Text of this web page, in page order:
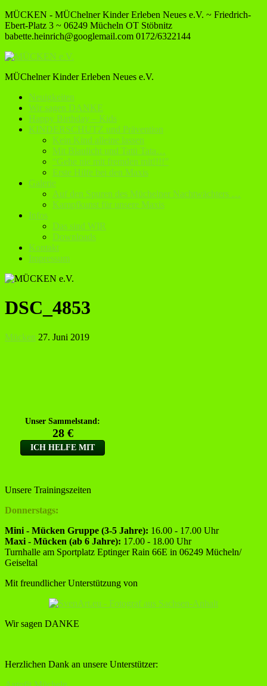
MÜCKEN - MÜChelner Kinder Erleben Neues e.V. ~ Friedrich-
Ebert-Platz 3 ~ 06249 Mücheln OT Stöbnitz
babette.heinrich@googlemail.com 0172/6322144
MÜChelner Kinder Erleben Neues e.V.
Neuigkeiten
Wir sagen DANKE
Happy Birthday – Kids
KINDERSCHUTZ und Prävention
Kein Kind alleine lassen
Mit Blaulicht und Tatü Tata…
“Gehe nie mit fremden mit!!!!”
Erste Hilfe bei den Maxis
Galerie
Auf den Spuren des Müchelner Nachtwächters …
Kampfkunst für unsere Maxis
Infos
Das sind WIR
Downloads
Kontakt
Impressum
DSC_4853
Mücken 27. Juni 2019
Unsere Trainingszeiten
Donnerstags:
Mini - Mücken Gruppe (3-5 Jahre): 16.00 - 17.00 Uhr
Maxi - Mücken (ab 6 Jahre): 17.00 - 18.00 Uhr
Turnhalle am Sportplatz Eptinger Rain 66E in 06249 Mücheln/
Geiseltal
Mit freundlicher Unterstützung von
Wir sagen DANKE
Herzlichen Dank an unsere Unterstützer: